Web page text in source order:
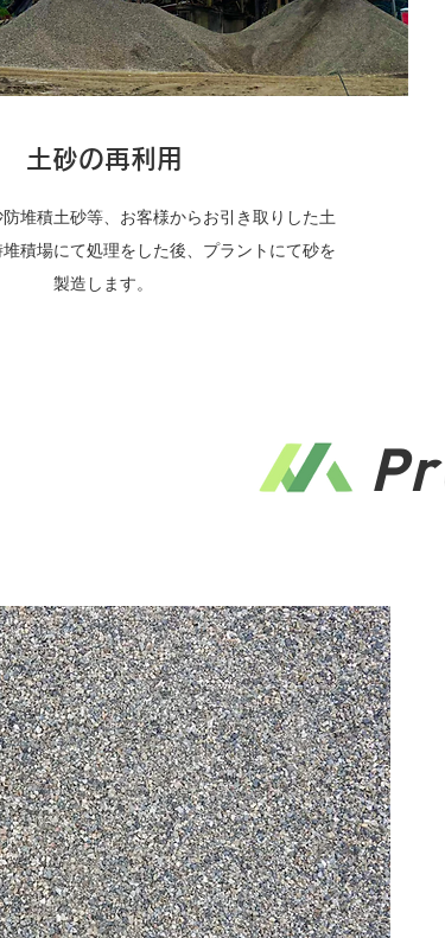
土砂の再利用
堆積土砂等、お客様からお引き取りした土
積場にて処理をした後、プラントにて砂を
製造します。